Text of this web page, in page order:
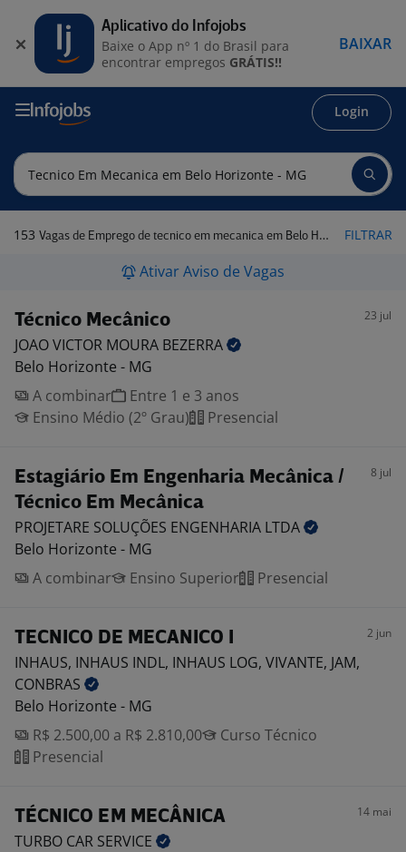
Login
153 Vagas de Emprego de tecnico em mecanica em Belo Horizonte - MG FILTRAR
Ativar Aviso de Vagas
Técnico Mecânico 23 jul
JOAO VICTOR MOURA BEZERRA
Belo Horizonte - MG
A combinar
Entre 1 e 3 anos
Ensino Médio (2º Grau)
Presencial
Estagiário Em Engenharia Mecânica /
Técnico Em Mecânica
8 jul
PROJETARE SOLUÇÕES ENGENHARIA LTDA
Belo Horizonte - MG
A combinar
Ensino Superior Presencial
TECNICO DE MECANICO I 2 jun
INHAUS, INHAUS INDL, INHAUS LOG, VIVANTE, JAM,
CONBRAS
Belo Horizonte - MG
R$ 2.500,00 a R$ 2.810,00
Curso Técnico
Presencial
TÉCNICO EM MECÂNICA 14 mai
TURBO CAR SERVICE
Aplicativo do Infojobs
Baixe o App nº 1 do Brasil para
encontrar empregos GRÁTIS!!
BAIXAR